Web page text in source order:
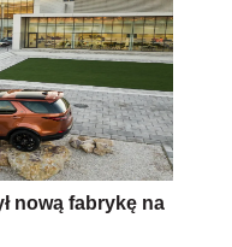
nową fabrykę na